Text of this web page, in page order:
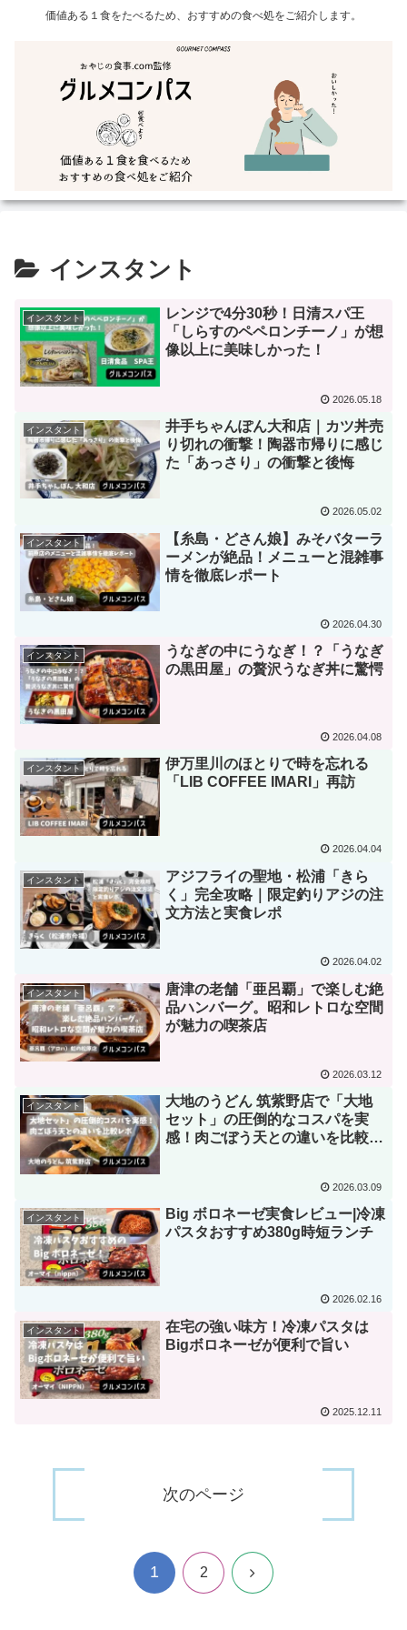
価値ある１食をたべるため、おすすめの食べ処をご紹介します。
インスタント
インスタント
レンジで4分30秒！日清スパ王
「しらすのペペロンチーノ」が想
像以上に美味しかった！
2026.05.18
インスタント
井手ちゃんぽん大和店｜カツ丼売
り切れの衝撃！陶器市帰りに感じ
た「あっさり」の衝撃と後悔
2026.05.02
インスタント
【糸島・どさん娘】みそバターラ
ーメンが絶品！メニューと混雑事
情を徹底レポート
2026.04.30
インスタント
うなぎの中にうなぎ！？「うなぎ
の黒田屋」の贅沢うなぎ丼に驚愕
2026.04.08
インスタント
伊万里川のほとりで時を忘れる
「LIB COFFEE IMARI」再訪
2026.04.04
インスタント
アジフライの聖地・松浦「きら
く」完全攻略｜限定釣りアジの注
文方法と実食レポ
2026.04.02
インスタント
唐津の老舗「亜呂覇」で楽しむ絶
品ハンバーグ。昭和レトロな空間
が魅力の喫茶店
2026.03.12
インスタント
大地のうどん 筑紫野店で「大地
セット」の圧倒的なコスパを実
感！肉ごぼう天との違いを比較レ
2026.03.09
インスタント
Big ボロネーゼ実食レビュー|冷凍
パスタおすすめ380g時短ランチ
2026.02.16
インスタント
在宅の強い味方！冷凍パスタは
Bigボロネーゼが便利で旨い
2025.12.11
次のページ
1 2 次